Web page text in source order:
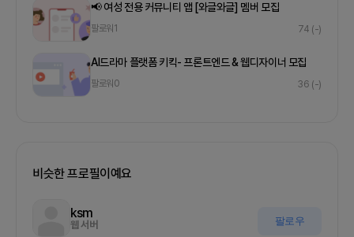
📢 여성 전용 커뮤니티 앱 [와글와글] 멤버 모집
팔로워 1 74 (-)
AI드라마 플랫폼 키킥- 프론트엔드 & 웹디자이너 모집
팔로워 0 36 (-)
비슷한 프로필이예요
ksm
웹 서버 팔로우